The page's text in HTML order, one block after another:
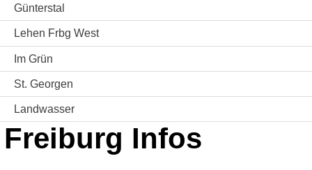
Günterstal
Lehen Frbg West
Im Grün
St. Georgen
Landwasser
Freiburg Infos